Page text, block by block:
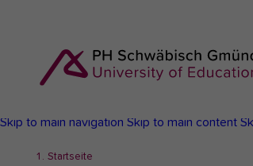
Skip to main navigation Skip to main content
Startseite